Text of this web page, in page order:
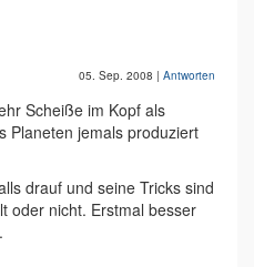
05. Sep. 2008 | Antworten
Scheiße im Kopf als
Planeten jemals produziert
drauf und seine Tricks sind
oder nicht. Erstmal besser